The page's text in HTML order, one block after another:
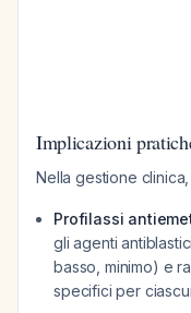
Implicazioni
Nella gestione
Profilassi
gli agenti
basso, minimo) e
specifici per